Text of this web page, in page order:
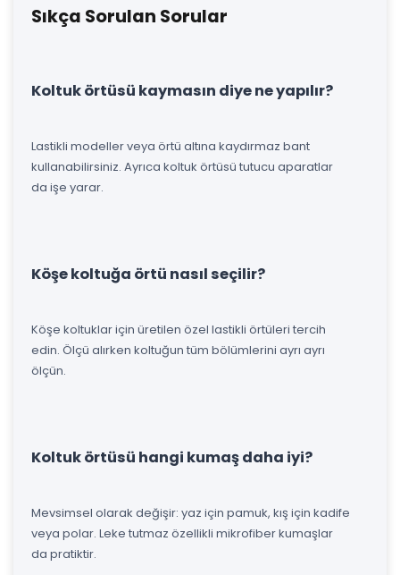
Sıkça Sorulan Sorular
Koltuk örtüsü kaymasın diye ne yapılır?
Lastikli modeller veya örtü altına kaydırmaz bant
kullanabilirsiniz. Ayrıca koltuk örtüsü tutucu aparatlar
da işe yarar.
Köşe koltuğa örtü nasıl seçilir?
Köşe koltuklar için üretilen özel lastikli örtüleri tercih
edin. Ölçü alırken koltuğun tüm bölümlerini ayrı ayrı
ölçün.
Koltuk örtüsü hangi kumaş daha iyi?
Mevsimsel olarak değişir: yaz için pamuk, kış için kadife
veya polar. Leke tutmaz özellikli mikrofiber kumaşlar
da pratiktir.